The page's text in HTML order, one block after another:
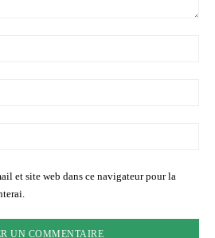
et site web dans ce navigateur pour la